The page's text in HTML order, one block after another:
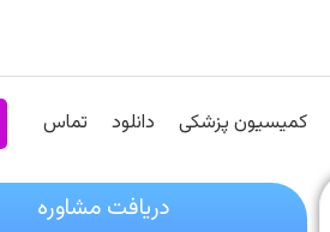
کمیسیون پزشکی دانلود تماس
دریافت مشاوره